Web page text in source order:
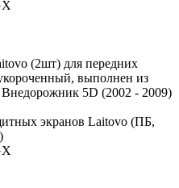
(2шт) для передних
выполнен из
5D (2002 - 2009)
экранов Laitovo (ПБ,